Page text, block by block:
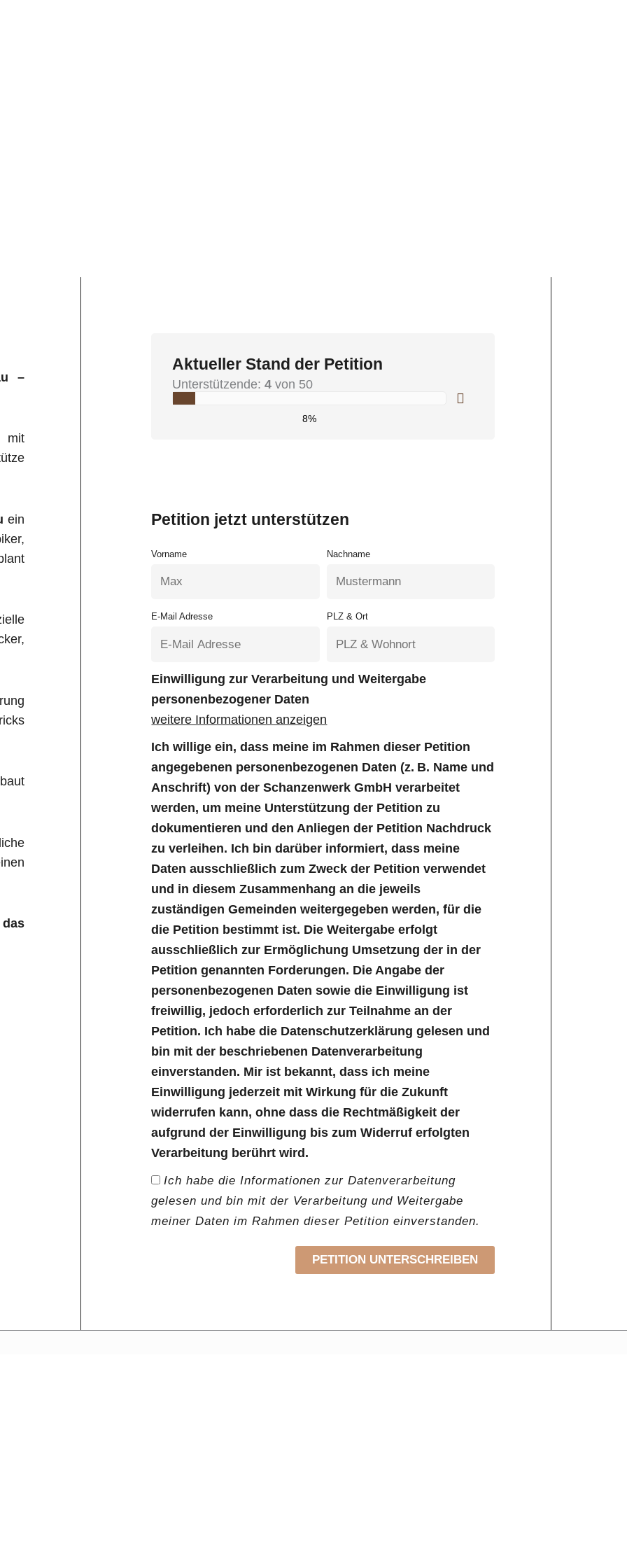
–
mit
ein
Aktueller Stand der Petition
Unterstützende:4 von 50
8%
Petition jetzt unterstützen
Vorname Nachname
E-Mail Adresse PLZ & Ort
Einwilligung zur Verarbeitung und Weitergabe
personenbezogener Daten
weitere Informationen anzeigen
Ich willige ein, dass meine im Rahmen dieser Petition
angegebenen personenbezogenen Daten (z. B. Name und
Anschrift) von der Schanzenwerk GmbH verarbeitet
werden, um meine Unterstützung der Petition zu
dokumentieren und den Anliegen der Petition Nachdruck
zu verleihen. Ich bin darüber informiert, dass meine
Daten ausschließlich zum Zweck der Petition verwendet
und in diesem Zusammenhang an die jeweils
zuständigen Gemeinden weitergegeben werden, für die
die Petition bestimmt ist. Die Weitergabe erfolgt
ausschließlich zur Ermöglichung Umsetzung der in der
Petition genannten Forderungen. Die Angabe der
personenbezogenen Daten sowie die Einwilligung ist
freiwillig, jedoch erforderlich zur Teilnahme an der
Petition. Ich habe die Datenschutzerklärung gelesen und
bin mit der beschriebenen Datenverarbeitung
einverstanden. Mir ist bekannt, dass ich meine
Einwilligung jederzeit mit Wirkung für die Zukunft
widerrufen kann, ohne dass die Rechtmäßigkeit der
aufgrund der Einwilligung bis zum Widerruf erfolgten
Verarbeitung berührt wird.
Ich habe die Informationen zur Datenverarbeitung
gelesen und bin mit der Verarbeitung und Weitergabe
meiner Daten im Rahmen dieser Petition einverstanden.
PETITION UNTERSCHREIBEN